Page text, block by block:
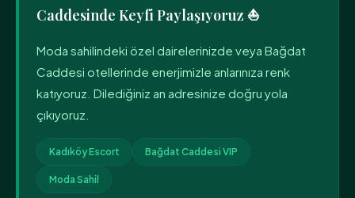
Caddesinde Keyfi Paylaşıyoruz ⛵
Moda sahilindeki özel dairelerinizde veya Bağdat
Caddesi otellerinde enerjimizle anlarınıza renk
katıyoruz. Dilediğiniz an adresinize doğru yola
çıkıyoruz.
Kadıköy Escort Bağdat Caddesi VIP
Moda Sahil